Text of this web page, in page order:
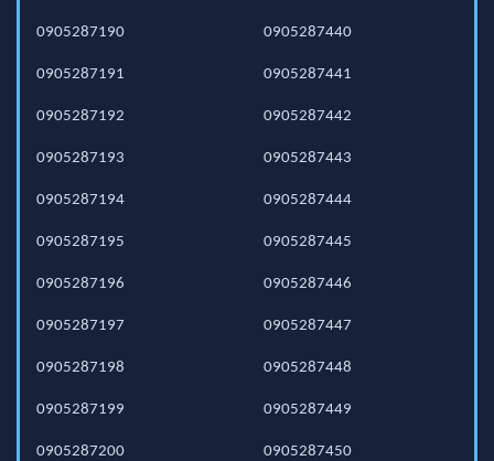
0905287190
0905287191
0905287192
0905287193
0905287194
0905287195
0905287196
0905287197
0905287198
0905287199
0905287200
0905287440
0905287441
0905287442
0905287443
0905287444
0905287445
0905287446
0905287447
0905287448
0905287449
0905287450